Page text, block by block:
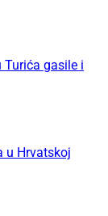
Turića gasile i
u Hrvatskoj